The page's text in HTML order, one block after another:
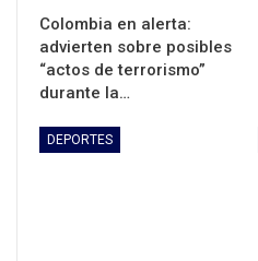
Colombia en alerta:
advierten sobre posibles
“actos de terrorismo”
durante la…
DEPORTES